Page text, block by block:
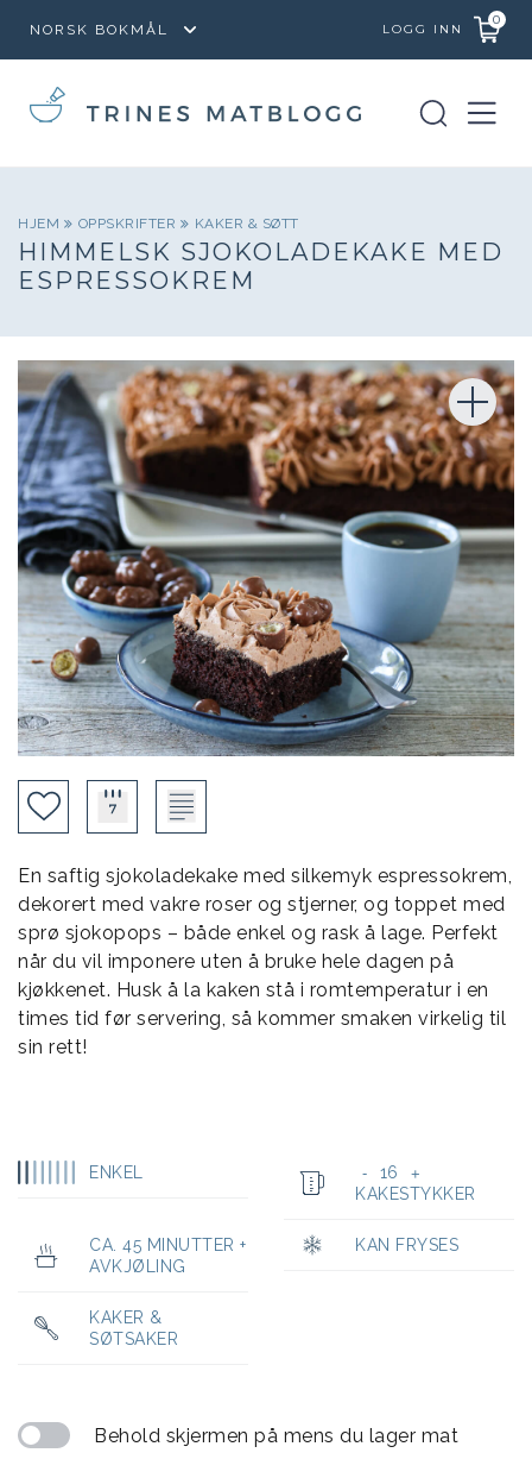
LOGG INN
0
HJEM OPPSKRIFTER KAKER & SØTT
HIMMELSK SJOKOLADEKAKE MED
ESPRESSOKREM
En saftig sjokoladekake med silkemyk espressokrem,
dekorert med vakre roser og stjerner, og toppet med
sprø sjokopops – både enkel og rask å lage. Perfekt
når du vil imponere uten å bruke hele dagen på
kjøkkenet. Husk å la kaken stå i romtemperatur i en
times tid før servering, så kommer smaken virkelig til
sin rett!
ENKEL - 16 +
KAKESTYKKER
CA. 45 MINUTTER +
AVKJØLING
KAN FRYSES
KAKER &
SØTSAKER
Behold skjermen på mens du lager mat